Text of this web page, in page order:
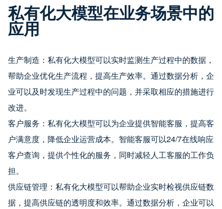
私有化大模型在业务场景中的
应用
生产制造：私有化大模型可以实时监测生产过程中的数据，
帮助企业优化生产流程，提高生产效率。通过数据分析，企
业可以及时发现生产过程中的问题，并采取相应的措施进行
改进。
客户服务：私有化大模型可以为企业提供智能客服，提高客
户满意度，降低企业运营成本。智能客服可以24/7在线响应
客户查询，提供个性化的服务，同时减轻人工客服的工作负
担。
供应链管理：私有化大模型可以帮助企业实时检视供应链数
据，提高供应链的透明度和效率。通过数据分析，企业可以